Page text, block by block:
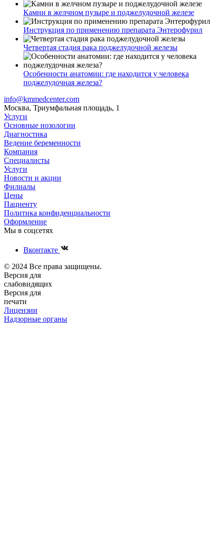
Камни в желчном пузыре и поджелудочной железе
Инструкция по применению препарата Энтерофурил
Четвертая стадия рака поджелудочной железы
Особенности анатомии: где находится у человека
поджелудочная железа?
info@kmmedcenter.com
Москва, Триумфальная площадь, 1
Услуги
Основные нозологии
Диагностика
Ведение беременности
Компания
Специалисты
Услуги
Новости и акции
Филиалы
Цены
Пациенту
Политика конфиденциальности
Оформление
Мы в соцсетях
Вконтакте
© 2024 Все права защищены.
Версия для
слабовидящих
Версия для
печати
Лицензии
Надзорные органы